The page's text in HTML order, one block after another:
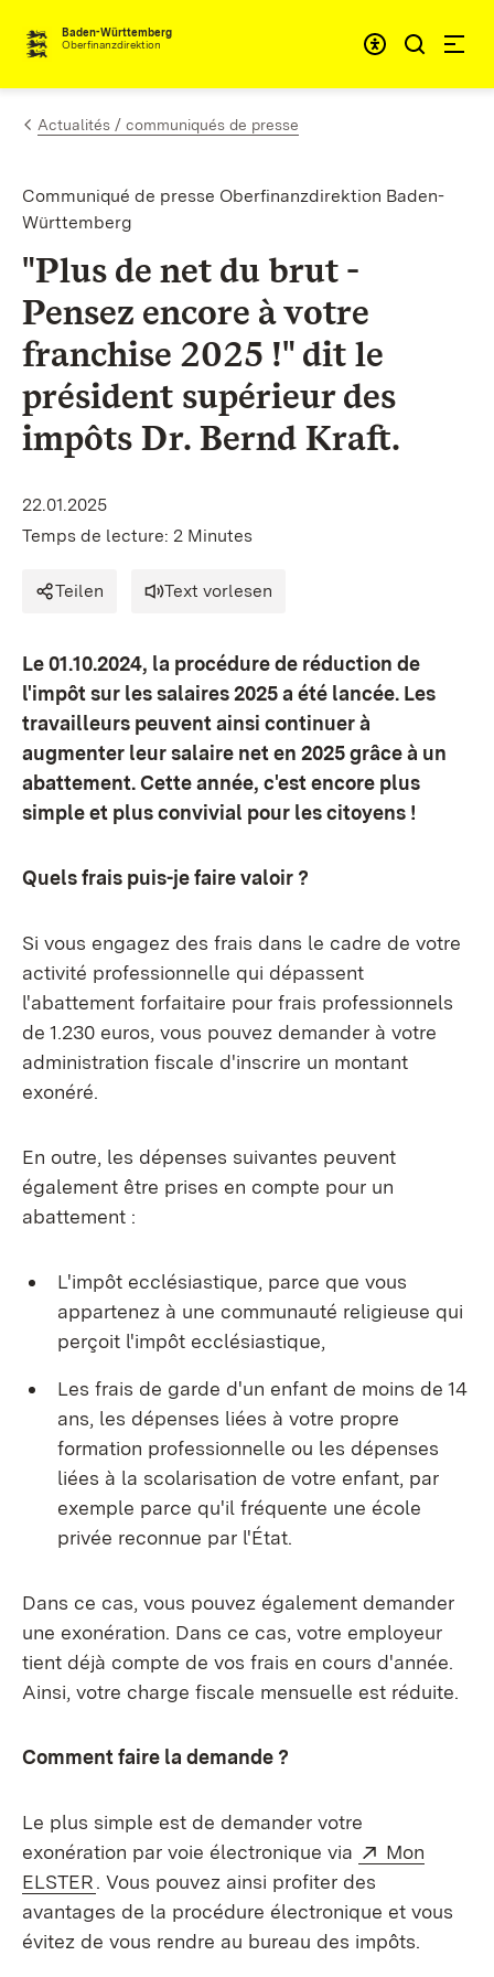
Passer au contenu
Baden-Württemberg
Oberfinanzdirektion
Actualités / communiqués de presse
Communiqué de presse Oberfinanzdirektion Baden-
Württemberg
"Plus de net du brut -
Pensez encore à votre
franchise 2025 !" dit le
président supérieur des
impôts Dr. Bernd Kraft.
22.01.2025
Temps de lecture: 2 Minutes
Teilen Text vorlesen
Le 01.10.2024, la procédure de réduction de
l'impôt sur les salaires 2025 a été lancée. Les
travailleurs peuvent ainsi continuer à
augmenter leur salaire net en 2025 grâce à un
abattement. Cette année, c'est encore plus
simple et plus convivial pour les citoyens !
Quels frais puis-je faire valoir ?
Si vous engagez des frais dans le cadre de votre
activité professionnelle qui dépassent
l'abattement forfaitaire pour frais professionnels
de 1.230 euros, vous pouvez demander à votre
administration fiscale d'inscrire un montant
exonéré.
En outre, les dépenses suivantes peuvent
également être prises en compte pour un
abattement :
L'impôt ecclésiastique, parce que vous
appartenez à une communauté religieuse qui
perçoit l'impôt ecclésiastique,
Les frais de garde d'un enfant de moins de 14
ans, les dépenses liées à votre propre
formation professionnelle ou les dépenses
liées à la scolarisation de votre enfant, par
exemple parce qu'il fréquente une école
privée reconnue par l'État.
Dans ce cas, vous pouvez également demander
une exonération. Dans ce cas, votre employeur
tient déjà compte de vos frais en cours d'année.
Ainsi, votre charge fiscale mensuelle est réduite.
Comment faire la demande ?
Le plus simple est de demander votre
exonération par voie électronique via
Externe:
Mon
ELSTER (S’ouvre dans un nouvel onglet)
. Vous pouvez ainsi profiter des
avantages de la procédure électronique et vous
évitez de vous rendre au bureau des impôts.